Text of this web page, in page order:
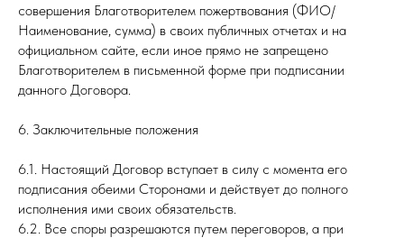
совершения Благотворителем пожертвования (ФИО/
Наименование, сумма) в своих публичных отчетах и на
официальном сайте, если иное прямо не запрещено
Благотворителем в письменной форме при подписании
данного Договора.
6. Заключительные положения
6.1. Настоящий Договор вступает в силу с момента его
подписания обеими Сторонами и действует до полного
исполнения ими своих обязательств.
6.2. Все споры разрешаются путем переговоров, а при